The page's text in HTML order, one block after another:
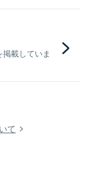
載していま
て